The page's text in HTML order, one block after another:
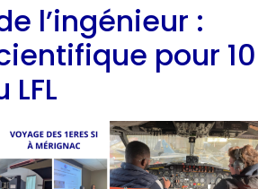
l’ingénieur :
pour 10